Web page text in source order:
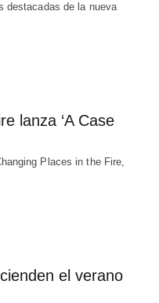
destacadas de la nueva
lanza ‘A Case
Places in the Fire,
el verano